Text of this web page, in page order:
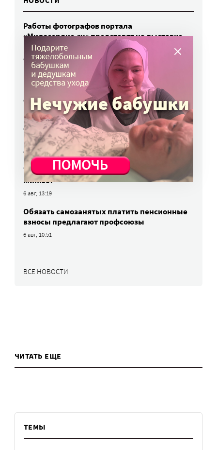
Работы фотографов портала
«Милосердие.ru» представят на выставке
в Переславле-Залесском
6 авг, 16:03
МЧС предупреждает москвичей о грозе
и буре
6 авг, 15:55
Победители олимпиад заняли большинство
бюджетных мест: в МГИМО предложили
пересмотреть правила приема
6 авг, 14:44
Улучшить питание заключенных намерен
Минюст
6 авг, 13:19
Обязать самозанятых платить пенсионные
взносы предлагают профсоюзы
6 авг, 10:51
ВСЕ НОВОСТИ
ЧИТАТЬ ЕЩЕ
ТЕМЫ